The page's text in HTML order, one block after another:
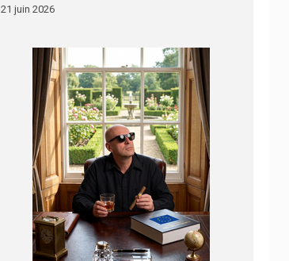
21 juin 2026